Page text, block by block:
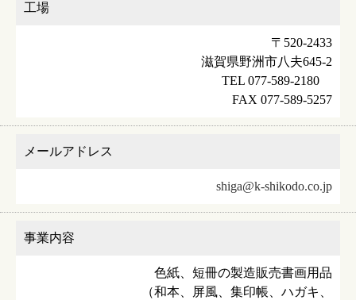
工場
〒520-2433
滋賀県野洲市八夫645-2
TEL 077-589-2180
FAX 077-589-5257
メールアドレス
shiga@k-shikodo.co.jp
事業内容
色紙、短冊の製造販売書画用品
（和本、屏風、集印帳、ハガキ、